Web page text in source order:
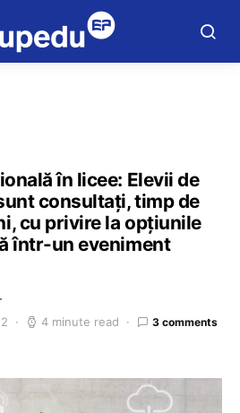
în licee: Elevii de
consultați, timp de
cu privire la opțiunile
într-un eveniment
4 minute read 3 comments